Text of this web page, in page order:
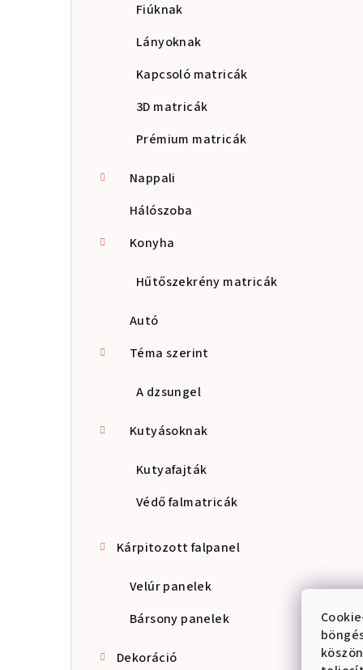
Fiúknak
Lányoknak
Kapcsoló matricák
3D matricák
Prémium matricák
Nappali
Hálószoba
Konyha
Hűtőszekrény matricák
Autó
Téma szerint
A dzsungel
Kutyásoknak
Kutyafajták
Védő falmatricák
Kárpitozott falpanel
Velúr panelek
Bársony panelek
Dekoráció